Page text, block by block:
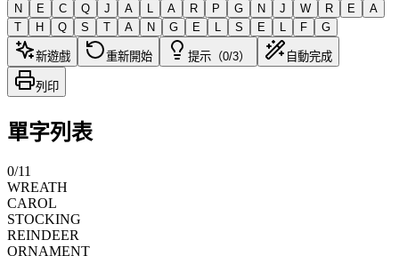
N
E C Q J A L A R P G N J W R E
A
T
H Q S T A N G E L S E L F G
新遊戲 重新開始 提示（0/3） 自動完成
列印
單字列表
0/11
WREATH
CAROL
STOCKING
REINDEER
ORNAMENT